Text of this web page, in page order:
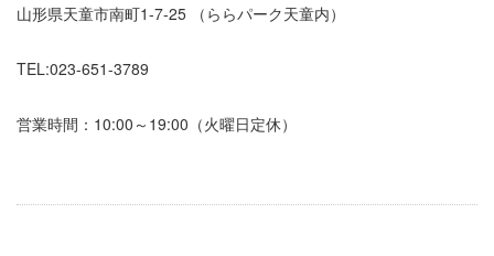
山形県天童市南町1-7-25 （ららパーク天童内）
TEL:023-651-3789
営業時間：10:00～19:00（火曜日定休）